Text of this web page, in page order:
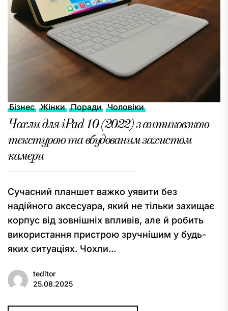
Бізнес Жінки Поради Чоловіки
Чохли для iPad 10 (2022) з антиковзкою
текстурою та вбудованим захистом
камери
Сучасний планшет важко уявити без
надійного аксесуара, який не тільки захищає
корпус від зовнішніх впливів, але й робить
використання пристрою зручнішим у будь-
яких ситуаціях. Чохли...
teditor
25.08.2025